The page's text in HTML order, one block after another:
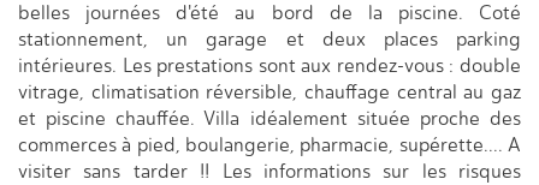
belles journées d'été au bord de la piscine. Coté
stationnement, un garage et deux places parking
intérieures. Les prestations sont aux rendez-vous : double
vitrage, climatisation réversible, chauffage central au gaz
et piscine chauffée. Villa idéalement située proche des
commerces à pied, boulangerie, pharmacie, supérette.... A
visiter sans tarder !! Les informations sur les risques